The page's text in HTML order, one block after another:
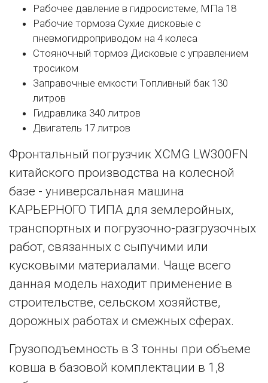
Рабочее давление в гидросистеме, МПа 18
Рабочие тормоза Сухие дисковые с
пневмогидроприводом на 4 колеса
Стояночный тормоз Дисковые с управлением
тросиком
Заправочные емкости Топливный бак 130
литров
Гидравлика 340 литров
Двигатель 17 литров
Фронтальный погрузчик XCMG LW300FN
китайского производства на колесной
базе - универсальная машина
КАРЬЕРНОГО ТИПА для землеройных,
транспортных и погрузочно-разгрузочных
работ, связанных с сыпучими или
кусковыми материалами. Чаще всего
данная модель находит применение в
строительстве, сельском хозяйстве,
дорожных работах и смежных сферах.
Грузоподъемность в 3 тонны при объеме
ковша в базовой комплектации в 1,8